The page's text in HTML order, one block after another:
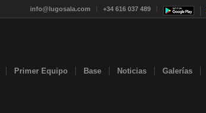
info@lugosala.com +34 616 037 489
Primer Equipo Base Noticias Galerías